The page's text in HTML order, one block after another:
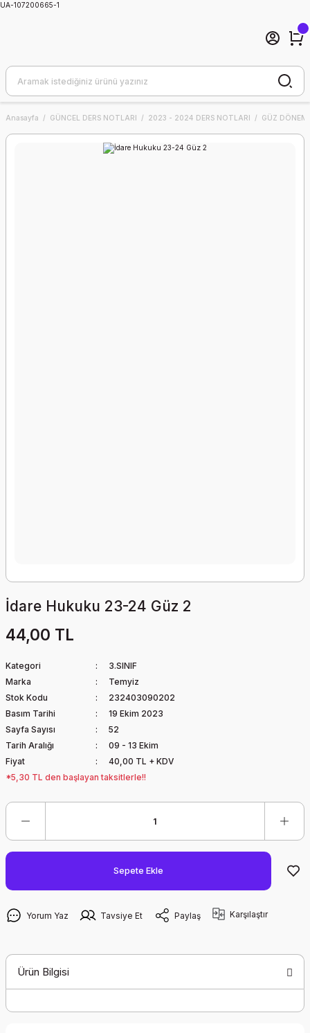
UA-107200665-1
Anasayfa GÜNCEL DERS NOTLARI 2023 - 2024 DERS NOTLARI GÜZ DÖNEMİ
İdare Hukuku 23-24 Güz 2
44,00 TL
Kategori
3.SINIF
Marka
Temyiz
Stok Kodu
232403090202
Basım Tarihi
19 Ekim 2023
Sayfa Sayısı
52
Tarih Aralığı
09 - 13 Ekim
Fiyat
40,00 TL + KDV
*5,30 TL den başlayan taksitlerle!!
Sepete Ekle
Yorum Yaz Tavsiye Et Paylaş Karşılaştır
Ürün Bilgisi